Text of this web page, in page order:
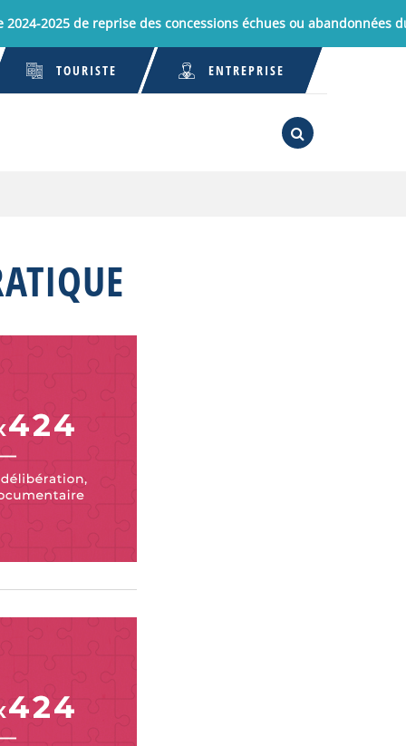
de reprise des concessions échues ou abandonnées du
TOURISTE ENTREPRISE
RECHERCHE